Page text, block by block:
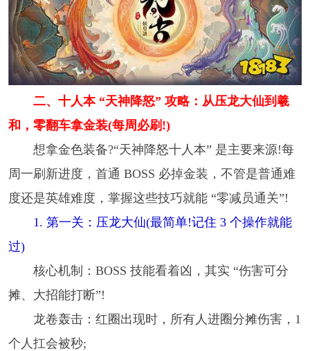
二、十人本 “天神降怒” 攻略：从压龙大仙到羲
和，零翻车拿金装(每周必刷!)
想拿金色装备?“天神降怒十人本” 是主要来源!每
周一刷新进度，首通 BOSS 必掉金装，不管是普通难
度还是英雄难度，掌握这些技巧就能 “零减员通关”!
1. 第一关：压龙大仙(最简单!记住 3 个操作就能
过)
核心机制：BOSS 技能看着凶，其实 “伤害可分
摊、大招能打断”!
龙卷轰击：红圈出现时，所有人进圈分摊伤害，1
个人扛会被秒;